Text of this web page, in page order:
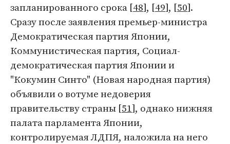
запланированного срока [48], [49], [50].
Сразу после заявления премьер-министра
Демократическая партия Японии,
Коммунистическая партия, Социал-
демократическая партия Японии и
"Кокумин Синто" (Новая народная партия)
объявили о вотуме недоверия
правительству страны [51], однако нижняя
палата парламента Японии,
контролируемая ЛДПЯ, наложила на него